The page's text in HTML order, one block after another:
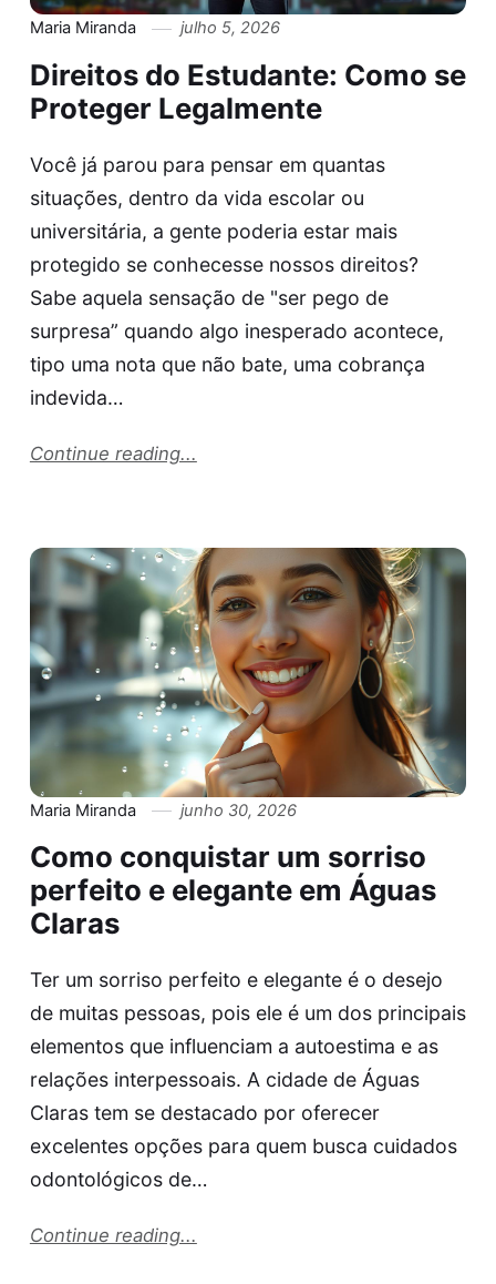
Maria Miranda julho 5, 2026
Direitos do Estudante: Como se
Proteger Legalmente
Você já parou para pensar em quantas
situações, dentro da vida escolar ou
universitária, a gente poderia estar mais
protegido se conhecesse nossos direitos?
Sabe aquela sensação de "ser pego de
surpresa” quando algo inesperado acontece,
tipo uma nota que não bate, uma cobrança
indevida…
Continue reading...
Maria Miranda junho 30, 2026
Como conquistar um sorriso
perfeito e elegante em Águas
Claras
Ter um sorriso perfeito e elegante é o desejo
de muitas pessoas, pois ele é um dos principais
elementos que influenciam a autoestima e as
relações interpessoais. A cidade de Águas
Claras tem se destacado por oferecer
excelentes opções para quem busca cuidados
odontológicos de…
Continue reading...